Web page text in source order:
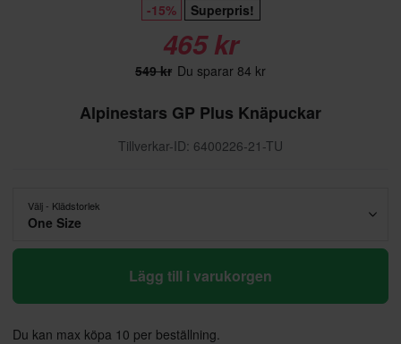
-15% Superpris!
465 kr
549 kr Du sparar 84 kr
Alpinestars GP Plus Knäpuckar
Tillverkar-ID: 6400226-21-TU
Välj - Klädstorlek
One Size
Lägg till i varukorgen
Du kan max köpa 10 per beställning.